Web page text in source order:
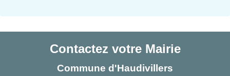
Contactez votre Mairie
Commune d'Haudivillers